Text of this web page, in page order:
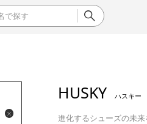
HUSKY ハスキー
進化するシューズの未